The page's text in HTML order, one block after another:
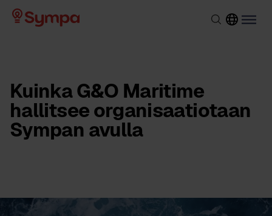
Kuinka G&O Maritime
hallitsee organisaatiotaan
Sympan avulla